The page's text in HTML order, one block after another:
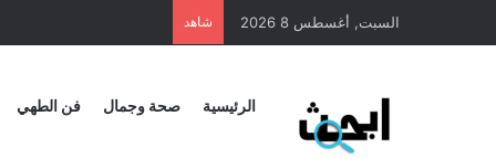
السبت, أغسطس 8 2026 شاهد
الرئيسية صحة وجمال فن الطهي